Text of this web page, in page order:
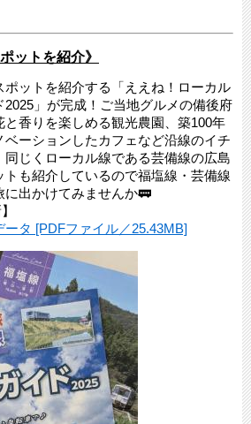
ットを紹介》
ットを紹介する「ええね！ローカル
」が完成！ご当地グルメの備後府
香りを楽しめる観光農園、築100年
ベーションしたカフェなど沿線のイチ
じくローカル線である芸備線の広島
も紹介しているので福塩線・芸備線
に出かけてみませんか🚃
タ [PDFファイル／25.43MB]